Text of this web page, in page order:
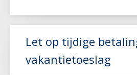
Lees meer
Let op tijdige
vakantietoeslag